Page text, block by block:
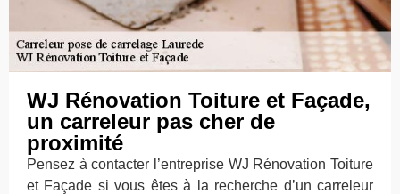
WJ Rénovation Toiture et Façade,
un carreleur pas cher de
proximité
Pensez à contacter l’entreprise WJ Rénovation Toiture
et Façade si vous êtes à la recherche d’un carreleur